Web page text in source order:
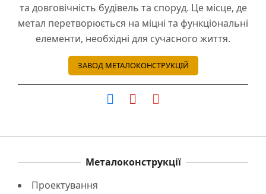
та довговічність будівель та споруд. Це місце, де
метал перетворюється на міцні та функціональні
елементи, необхідні для сучасного життя.
ЗАВОД МЕТАЛОКОНСТРУКЦІЙ
Металоконструкції
Проектування